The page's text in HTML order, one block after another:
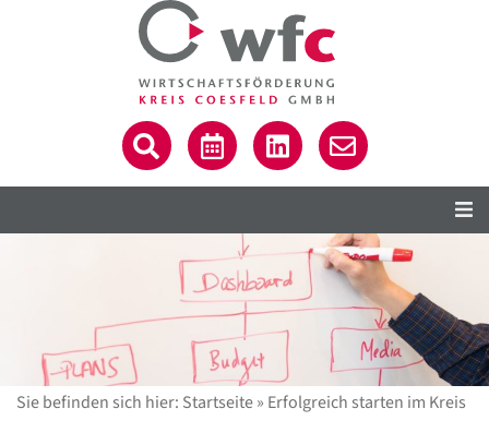
Sie befinden sich hier: Startseite» Erfolgreich starten im Kreis